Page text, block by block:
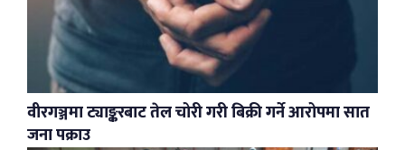
वीरगञ्जमा ट्याङ्करबाट तेल चोरी गरी बिक्री गर्ने आरोपमा सात
जना पक्राउ